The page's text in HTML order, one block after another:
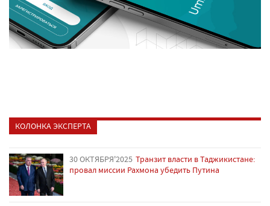
КОЛОНКА ЭКСПЕРТА
30 ОКТЯБРЯ'2025 Транзит власти в Таджикистане:
провал миссии Рахмона убедить Путина